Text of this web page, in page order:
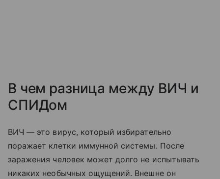
В чем разница между ВИЧ и
СПИДом
ВИЧ — это вирус, который избирательно
поражает клетки иммунной системы. После
заражения человек может долго не испытывать
никаких необычных ощущений. Внешне он